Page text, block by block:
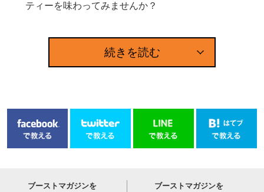
ティーを味わってみませんか？
続きを読む
ブーストマガジンを
ブーストマガジンを